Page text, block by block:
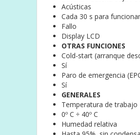
Acústicas
Cada 30 s para
Fallo
Display LCD
OTRAS FUNCIONES
Cold-start (arranque
Sí
Paro de emergencia
Sí
GENERALES
Temperatura de trabajo
0º C ÷ 40º C
Humedad relativa